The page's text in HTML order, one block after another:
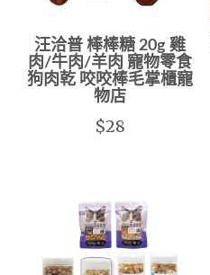
汪洽普 棒棒糖 20g 雞
肉/牛肉/羊肉 寵物零食
狗肉乾 咬咬棒毛掌櫃寵
物店
$28